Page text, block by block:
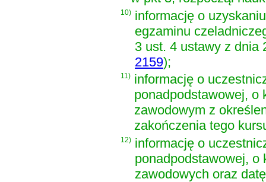
10) informację o
egzaminu
3 ust. 4 ustawy z dnia
2159);
11) informację o
ponadpodstawowej, o
zawodowym z
zakończenia tego
12) informację o
ponadpodstawowej, o
zawodowych oraz